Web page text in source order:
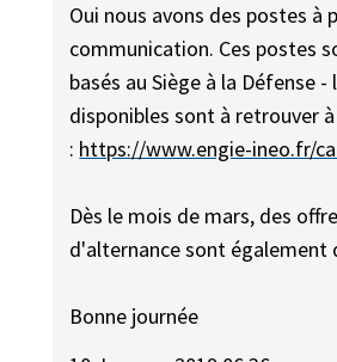
Oui nous avons des postes à
communication. Ces postes
basés au Siège à la Défense -
disponibles sont à retrouver
: https://www.engie-ineo.fr/
Dès le mois de mars, des
d'alternance sont également
Bonne journée